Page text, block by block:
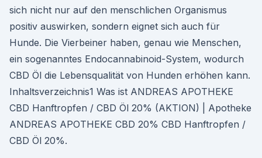
sich nicht nur auf den menschlichen Organismus
positiv auswirken, sondern eignet sich auch für
Hunde. Die Vierbeiner haben, genau wie Menschen,
ein sogenanntes Endocannabinoid-System, wodurch
CBD Öl die Lebensqualität von Hunden erhöhen kann.
Inhaltsverzeichnis1 Was ist ANDREAS APOTHEKE
CBD Hanftropfen / CBD Öl 20% (AKTION) | Apotheke
ANDREAS APOTHEKE CBD 20% CBD Hanftropfen /
CBD Öl 20%.